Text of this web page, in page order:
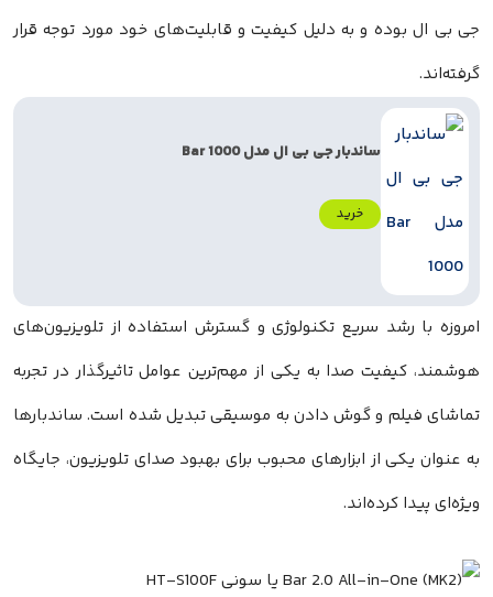
جی بی ال بوده و به دلیل کیفیت و قابلیت‌های خود مورد توجه قرار
گرفته‌اند.
ساندبار جی بی ال مدل Bar 1000
خرید
امروزه با رشد سریع تکنولوژی و گسترش استفاده از تلویزیون‌های
هوشمند، کیفیت صدا به یکی از مهم‌ترین عوامل تاثیرگذار در تجربه
تماشای فیلم و گوش دادن به موسیقی تبدیل شده است. ساندبارها
به عنوان یکی از ابزارهای محبوب برای بهبود صدای تلویزیون، جایگاه
ویژه‌ای پیدا کرده‌اند.